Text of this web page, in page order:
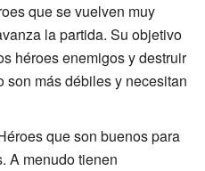
que se vuelven muy
la partida. Su objetivo
héroes enemigos y destruir
son más débiles y necesitan
que son buenos para
A menudo tienen